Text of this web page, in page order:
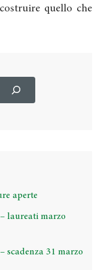
quello che
aperte
laureati marzo
scadenza 31 marzo